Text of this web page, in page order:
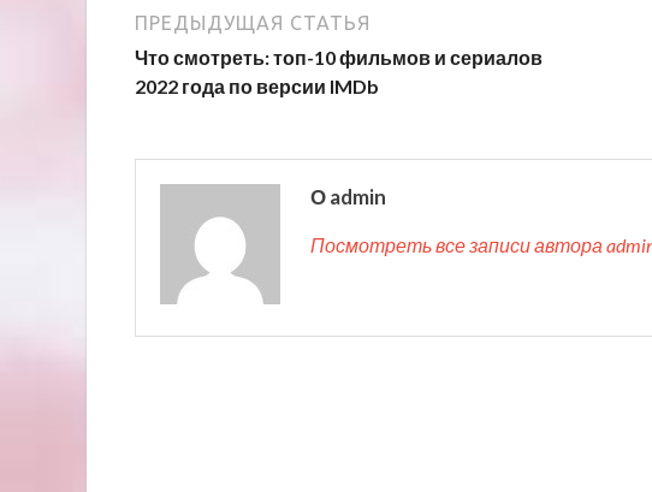
ПРЕДЫДУЩАЯ СТАТЬЯ
Что смотреть: топ-10 фильмов и сериалов
2022 года по версии IMDb
О admin
Посмотреть все записи автора